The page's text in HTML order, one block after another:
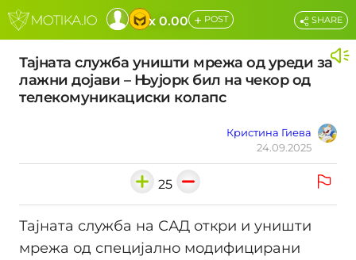
x 0.00 + POST
Тајната служба уништи мрежа од уреди за
лажни дојави – Њујорк бил на чекор од
телекомуникациски колапс
Кристина Гиева
24.09.2025
SHARE
25
Тајната служба на САД откри и уништи
мрежа од специјално модифицирани